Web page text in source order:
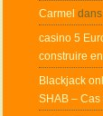
Carmel dans
casino 5
construire
Blackjack
SHAB –